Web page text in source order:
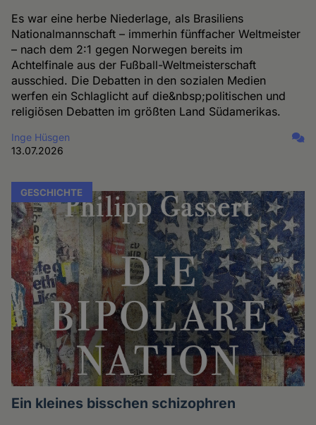
Es war eine herbe Niederlage, als Brasiliens
Nationalmannschaft – immerhin fünffacher Weltmeister
– nach dem 2:1 gegen Norwegen bereits im
Achtelfinale aus der Fußball-Weltmeisterschaft
ausschied. Die Debatten in den sozialen Medien
werfen ein Schlaglicht auf die&nbsp;politischen und
religiösen Debatten im größten Land Südamerikas.
Inge Hüsgen
13.07.2026
GESCHICHTE
Ein kleines bisschen schizophren